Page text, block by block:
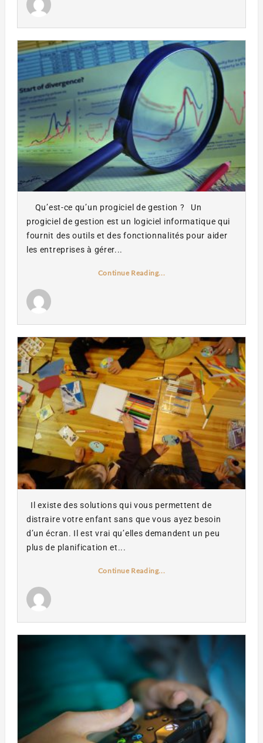
Qu’est-ce qu’un progiciel de gestion ? Un
progiciel de gestion est un logiciel informatique qui
fournit des outils et des fonctionnalités pour aider
les entreprises à gérer...
Continue Reading...
Il existe des solutions qui vous permettent de
distraire votre enfant sans que vous ayez besoin
d’un écran. Il est vrai qu’elles demandent un peu
plus de planification et...
Continue Reading...